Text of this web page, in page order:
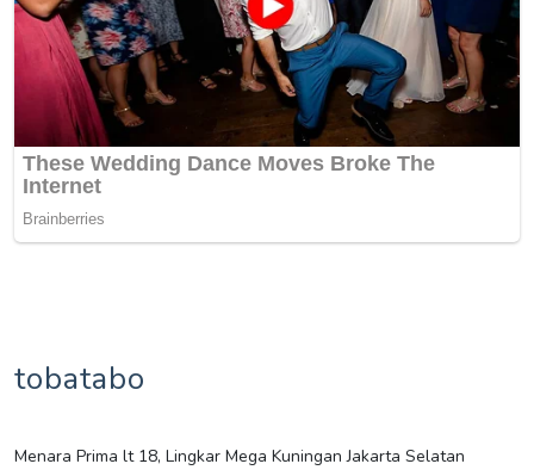
tobatabo
Menara Prima lt 18, Lingkar Mega Kuningan Jakarta Selatan